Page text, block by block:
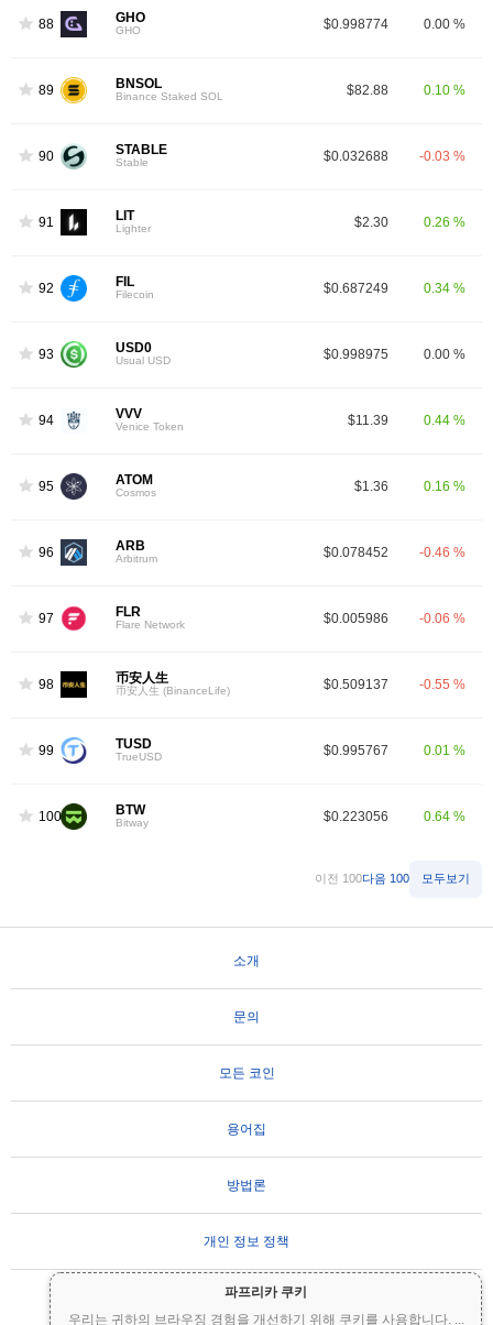
파프리카 쿠키
우리는 귀하의 브라우징 경험을 개선하기 위해 쿠키를 사용합니다. ...
88 GHO
GHO $0.998774 0.00 %
89 BNSOL
Binance Staked SOL $82.88 0.10 %
90 STABLE
Stable $0.032688 -0.03 %
91 LIT
Lighter $2.30 0.26 %
92 FIL
Filecoin $0.687249 0.34 %
93 USD0
Usual USD $0.998975 0.00 %
94 VVV
Venice Token $11.39 0.44 %
95 ATOM
Cosmos $1.36 0.16 %
96 ARB
Arbitrum $0.078452 -0.46 %
97 FLR
Flare Network $0.005986 -0.06 %
98 币安人生
币安人生 (BinanceLife) $0.509137 -0.55 %
99 TUSD
TrueUSD $0.995767 0.01 %
100 BTW
Bitway $0.223056 0.64 %
이전 100다음 100 모두보기
소개
문의
모든 코인
용어집
방법론
개인 정보 정책
사용 약관